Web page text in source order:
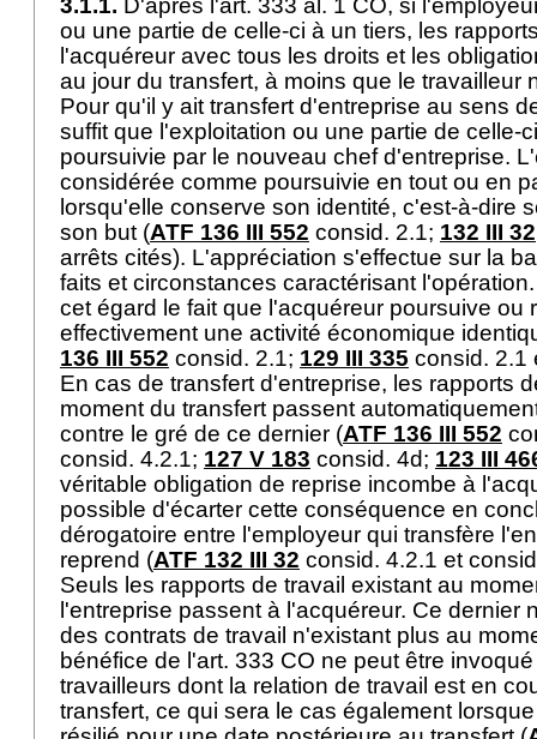
3.1.1. D'après l'art. 333 al. 1 CO, si
ou une partie de celle-ci à un tiers, les
l'acquéreur avec tous les droits et les
au jour du transfert, à moins que le
Pour qu'il y ait transfert d'entreprise au sens
suffit que l'exploitation ou une partie de celle-
poursuivie par le nouveau chef d'entreprise.
considérée comme poursuivie en tout ou en
lorsqu'elle conserve son identité, c'est-à-dire
son but (ATF 136 III 552 consid. 2.1; 132 III 32
arrêts cités). L'appréciation s'effectue sur la
faits et circonstances caractérisant
cet égard le fait que l'acquéreur poursuive ou
effectivement une activité économique
136 III 552 consid. 2.1; 129 III 335 consid. 2.1
En cas de transfert d'entreprise, les rapports
moment du transfert passent
contre le gré de ce dernier (ATF 136 III 552
consid. 4.2.1; 127 V 183 consid. 4d; 123 III
véritable obligation de reprise incombe à
possible d'écarter cette conséquence en
dérogatoire entre l'employeur qui transfère
reprend (ATF 132 III 32 consid. 4.2.1 et
Seuls les rapports de travail existant au
l'entreprise passent à l'acquéreur. Ce dernier
des contrats de travail n'existant plus au
bénéfice de l'art. 333 CO ne peut être
travailleurs dont la relation de travail est en
transfert, ce qui sera le cas également